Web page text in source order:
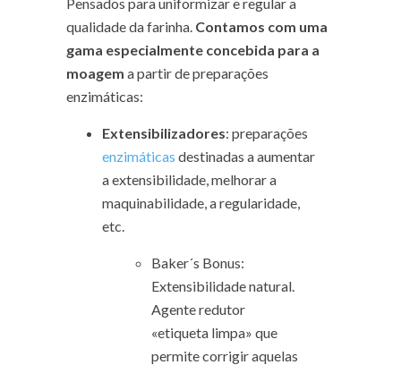
Pensados para uniformizar e regular a
qualidade da farinha. Contamos com uma
gama especialmente concebida para a
moagem a partir de preparações
enzimáticas:
Extensibilizadores: preparações
enzimáticas destinadas a aumentar
a extensibilidade, melhorar a
maquinabilidade, a regularidade,
etc.
Baker´s Bonus:
Extensibilidade natural.
Agente redutor
«etiqueta limpa» que
permite corrigir aquelas